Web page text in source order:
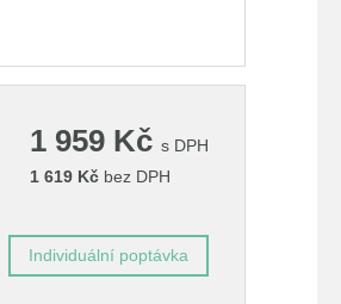
1 959 Kč s DPH
1 619 Kč bez DPH
Individuální poptávka